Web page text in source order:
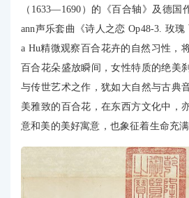
（1633—1690）的《百合轴》及德国
ann声乐套曲《诗人之恋 Op48-3. 玫
a Hu精微观察百合花卉的自然习性，
百合花朵盛放瞬间，女性特质的绝美
与传世艺术之作，犹如大自然与古典
美雅致的百合花，在东西方文化中，
意和美的美好寓意，也象征着生命充